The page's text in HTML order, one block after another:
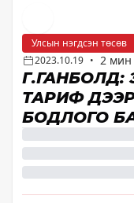
Улсын нэгдсэн төсөв
2023.10.19 • 2
Г.ГАНБОЛД:
ТАРИФ
БОДЛОГО